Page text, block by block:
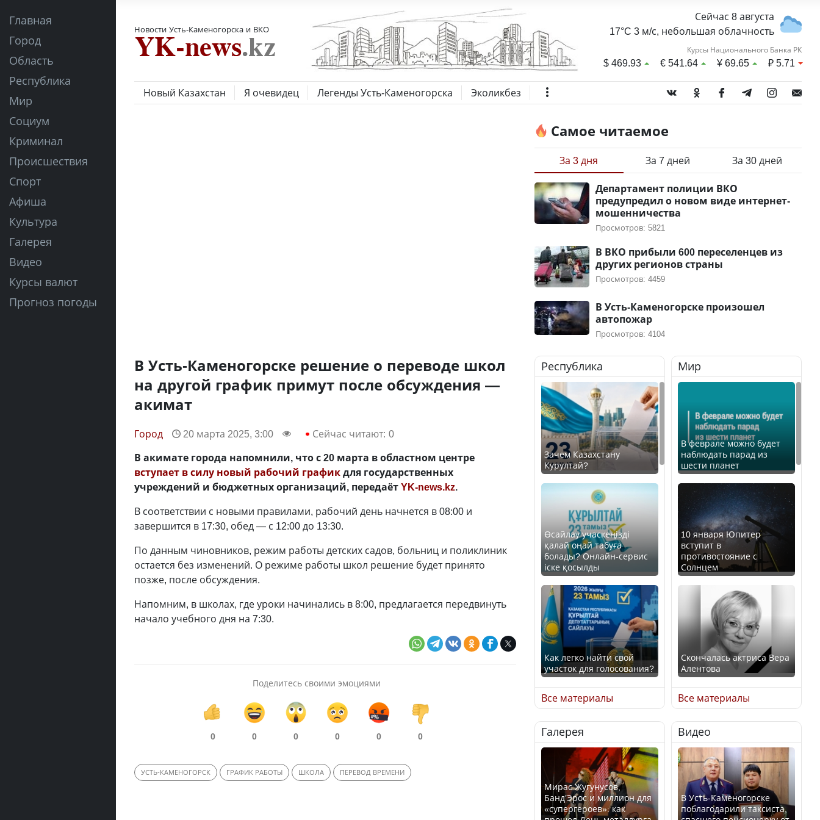
Главная
Город
Область
Республика
Мир
Социум
Криминал
Происшествия
Спорт
Афиша
Культура
Галерея
Видео
Курсы валют
Прогноз погоды
Новости Усть-Каменогорска и ВКО
Сейчас 8 августа
17°C 3 м/с, небольшая облачность
Курсы Национального Банка РК
$469.93 €541.64 ¥69.65 ₽5.71
Новый Казахстан Я очевидец Легенды Усть-Каменогорска Эколикбез
В Усть-Каменогорске решение о переводе школ
на другой график примут после обсуждения —
акимат
Город 20 марта 2025, 3:00 Сейчас читают: 0
В акимате города напомнили, что с 20 марта в областном центре
вступает в силу новый рабочий графикдля государственных
учреждений и бюджетных организаций, передаётYK-news.kz.
В соответствии с новыми правилами, рабочий день начнется в 08:00 и
завершится в 17:30, обед — с 12:00 до 13:30.
По данным чиновников, режим работы детских садов, больниц и поликлиник
остается без изменений. О режиме работы школ решение будет принято
позже, после обсуждения.
Напомним, в школах, где уроки начинались в 8:00, предлагается передвинуть
начало учебного дня на 7:30.
Поделитесь своими эмоциями
0 0 0 0 0 0
УСТЬ-КАМЕНОГОРСК ГРАФИК РАБОТЫ ШКОЛА ПЕРЕВОД ВРЕМЕНИ
Самое читаемое
За 3 дня За 7 дней За 30 дней
Департамент полиции ВКО
предупредил о новом виде интернет-
мошенничества
Просмотров: 5821
В ВКО прибыли 600 переселенцев из
других регионов страны
Просмотров: 4459
В Усть-Каменогорске произошел
автопожар
Просмотров: 4104
Республика
Зачем Казахстану
Курултай?
Өсайлау учаскеңізді
қалай оңай табуға
болады? Онлайн-сервис
іске қосылды
Как легко найти свой
участок для голосования?
Минтруда назвало
отрасли с самыми
высокими зарплатными
предложениями
Все материалы
Мир
В феврале можно будет
наблюдать парад из
шести планет
10 января Юпитер
вступит в
противостояние с
Солнцем
Скончалась актриса Вера
Алентова
В РФ вынесен заочный
приговор по уголовному
делу об убийстве Игоря
Талькова
Все материалы
Галерея
Мирас Жугунусов,
Банд’Эрос и миллион для
«супергероев»: как
Видео
В Усть-Каменогорске
поблагодарили таксиста,